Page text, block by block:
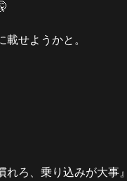
せようかと。
ろ、乗り込みが大